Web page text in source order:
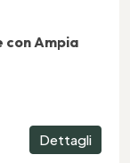
con Ampia
Dettagli